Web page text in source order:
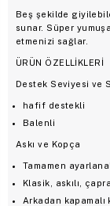
Beş şekilde
sunar. Süper
etmenizi sağlar.
ÜRÜN ÖZELLİKLERİ
Destek Seviyesi ve
hafif destekli
Balenli
Askı ve Kopça
Tamamen
Klasik, askılı,
Arkadan kapamalı